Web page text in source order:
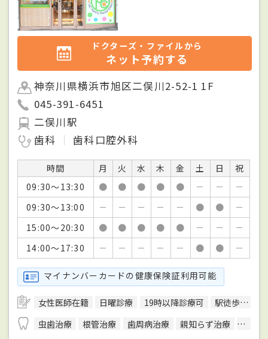
ドクターズ・ファイルから
ネット予約する
神奈川県横浜市旭区二俣川2-52-1 1F
045-391-6451
二俣川駅
歯科
歯科口腔外科
時間 月 火 水 木 金 土 日
祝
09:30～13:30
● ● ● ● ● － －
－
09:30～13:00
－ － － － － ● ●
－
15:00～20:30
● ● ● ● ● － －
－
14:00～17:30
－ － － － － ● ● －
マイナンバーカードの健康保険証利用可能
女性医師在籍 日曜診療 19時以降診療可
駅徒歩5分圏内
虫歯治療
根管治療 歯周病治療 親知らず治療
顎関